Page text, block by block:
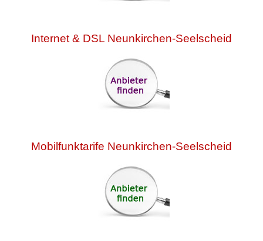
Internet & DSL Neunkirchen-Seelscheid
Mobilfunktarife Neunkirchen-Seelscheid